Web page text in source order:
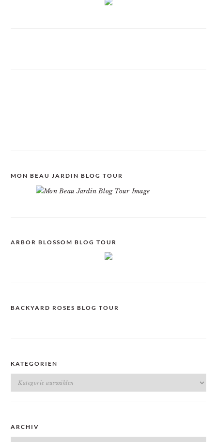
MON BEAU JARDIN BLOG TOUR
ARBOR BLOSSOM BLOG TOUR
BACKYARD ROSES BLOG TOUR
KATEGORIEN
Kategorien
ARCHIV